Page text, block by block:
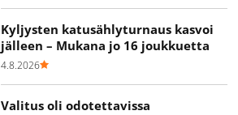
Kyljysten katusählyturnaus kasvoi
jälleen – Mukana jo 16 joukkuetta
4.8.2026
Valitus oli odotettavissa